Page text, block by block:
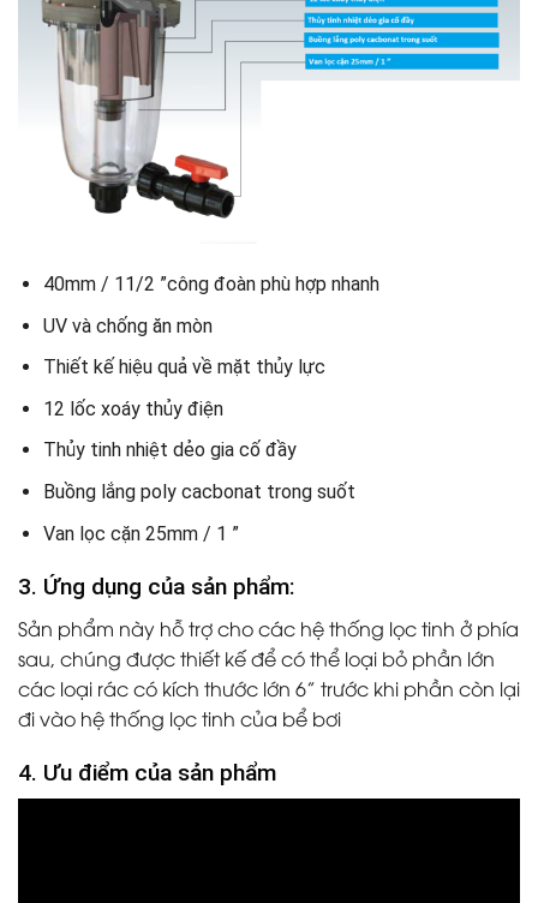
40mm / 11/2 ”công đoàn phù hợp nhanh
UV và chống ăn mòn
Thiết kế hiệu quả về mặt thủy lực
12 lốc xoáy thủy điện
Thủy tinh nhiệt dẻo gia cố đầy
Buồng lắng poly cacbonat trong suốt
Van lọc cặn 25mm / 1 ”
3. Ứng dụng của sản phẩm:
Sản phẩm này hỗ trợ cho các hệ thống lọc tinh ở phía
sau, chúng được thiết kế để có thể loại bỏ phần lớn
các loại rác có kích thước lớn 6” trước khi phần còn lại
đi vào hệ thống lọc tinh của bể bơi
4. Ưu điểm của sản phẩm